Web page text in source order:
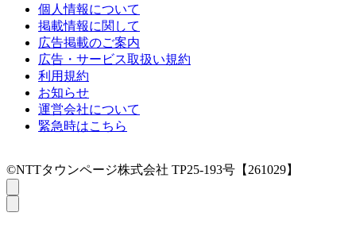
個人情報について
掲載情報に関して
広告掲載のご案内
広告・サービス取扱い規約
利用規約
お知らせ
運営会社について
緊急時はこちら
©NTTタウンページ株式会社 TP25-193号【261029】